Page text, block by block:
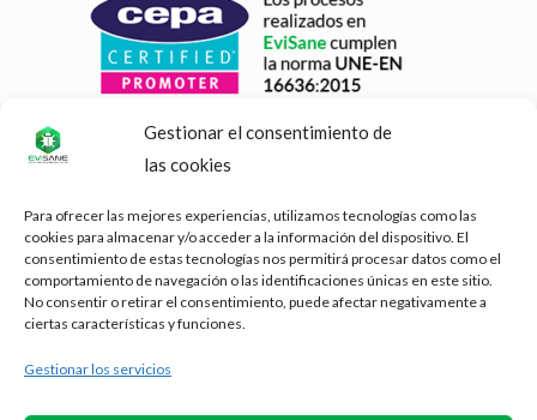
Gestionar el consentimiento de
las cookies
Para ofrecer las mejores experiencias, utilizamos tecnologías como las
cookies para almacenar y/o acceder a la información del dispositivo. El
consentimiento de estas tecnologías nos permitirá procesar datos como el
comportamiento de navegación o las identificaciones únicas en este sitio.
No consentir o retirar el consentimiento, puede afectar negativamente a
ciertas características y funciones.
Gestionar los servicios